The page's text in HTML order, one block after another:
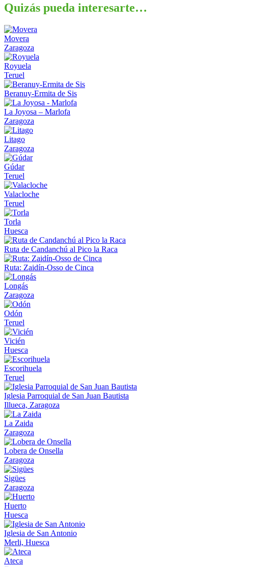
Quizás pueda interesarte…
Movera
Zaragoza
Royuela
Teruel
Beranuy-Ermita de Sis
La Joyosa – Marlofa
Zaragoza
Litago
Zaragoza
Gúdar
Teruel
Valacloche
Teruel
Torla
Huesca
Ruta de Candanchú al Pico la Raca
Ruta: Zaidín-Osso de Cinca
Longás
Zaragoza
Odón
Teruel
Vicién
Huesca
Escorihuela
Teruel
Iglesia Parroquial de San Juan Bautista
Illueca, Zaragoza
La Zaida
Zaragoza
Lobera de Onsella
Zaragoza
Sigües
Zaragoza
Huerto
Huesca
Iglesia de San Antonio
Merli, Huesca
Ateca